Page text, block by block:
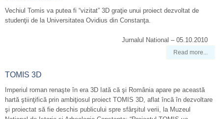
Vechiul Tomis va putea fi “vizitat” 3D graţie unui proiect dezvoltat de
studenţii de la Universitatea Ovidius din Constanţa.
Jurnalul National – 05.10.2010
Read more...
TOMIS 3D
Imperiul roman renaşte în era 3D Iată că şi România apare pe această
hartă ştiinţifică prin ambiţiosul proiect TOMIS 3D, aflat încă în dezvoltare
şi proiectat să fie deschis publicului spre sfârşitul verii, la Muzeul